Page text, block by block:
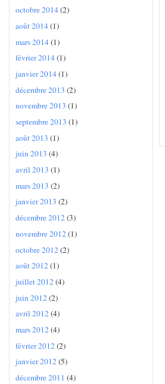
octobre 2014(2)
août 2014(1)
mars 2014(1)
février 2014(1)
janvier 2014(1)
décembre 2013 (2)
novembre 2013 (1)
septembre 2013 (1)
août 2013 (1)
juin 2013 (4)
avril 2013 (1)
mars 2013 (2)
janvier 2013 (2)
décembre 2012(3)
novembre 2012(1)
octobre 2012(2)
août 2012(1)
juillet 2012(4)
juin 2012(2)
avril 2012(4)
mars 2012(4)
février 2012(2)
janvier 2012(5)
décembre 2011 (4)